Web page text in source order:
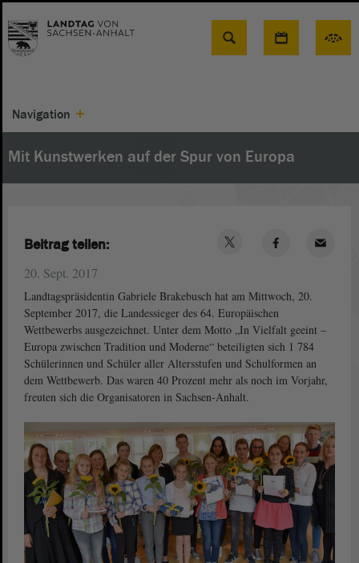
Suche
Navigation
Mit Kunstwerken auf der Spur von Europa
20. Sept. 2017
Landtagspräsidentin Gabriele Brakebusch hat am Mittwoch, 20.
September 2017, die Landessieger des 64. Europäischen
Wettbewerbs ausgezeichnet. Unter dem Motto „In Vielfalt geeint –
Europa zwischen Tradition und Moderne“ beteiligten sich 1 784
Schülerinnen und Schüler aller Altersstufen und Schulformen an
dem Wettbewerb. Das waren 40 Prozent mehr als noch im Vorjahr,
freuten sich die Organisatoren in Sachsen-Anhalt.
Beitrag teilen: